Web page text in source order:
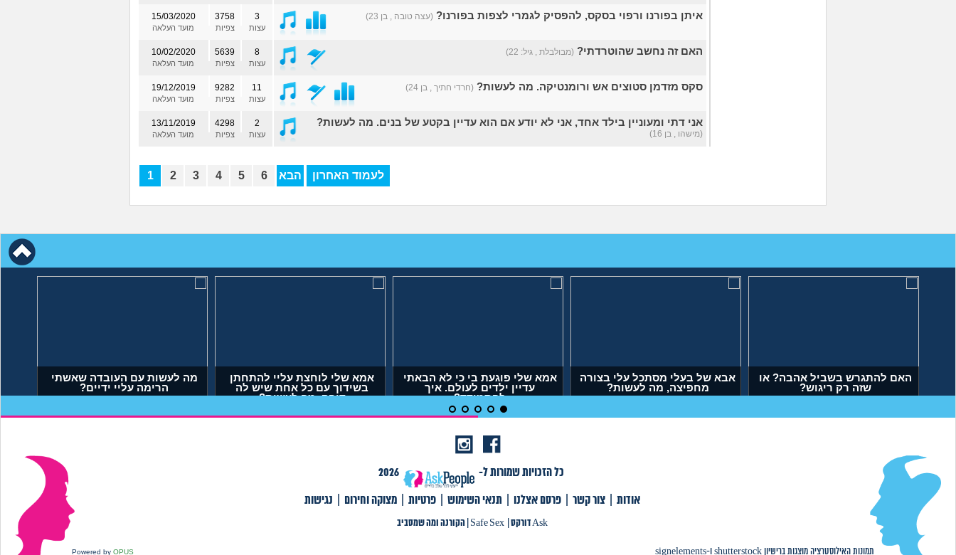
איתן בפורנו ורפוי בסקס, להפסיק לגמרי לצפות בפורנו? (עצה טובה , בן 23) 15/03/2020
מועד העלאה
3758
צפיות
3
עצות
האם זה נחשב שהוטרדתי? (מבולבלת , גיל: 22) 10/02/2020
מועד העלאה
5639
צפיות
8
עצות
סקס מזדמן סטוצים אש ורומנטיקה. מה לעשות? (חרדי חתיך , בן 24) 19/12/2019
מועד העלאה
9282
צפיות
11
עצות
אני דתי ומעוניין בילד אחד, אני לא יודע אם הוא עדיין בקטע של בנים. מה לעשות?
(מישהו , בן 16)
13/11/2019
מועד העלאה
4298
צפיות
2
עצות
1 2 3 4 5 6 הבא לעמוד האחרון
אמא שלי פוגעת בי כי לא הבאתי
עדיין ילדים לעולם. איך
להתמודד?
(אנונימית, בת 29)
אבא של בעלי מסתכל עלי בצורה
מחפיצה, מה לעשות?
האם להתגרש בשביל אהבה? או
שזה רק ריגוש?
מה לעשות עם העובדה שאשתי
הרימה עליי ידיים?
אמא שלי לוחצת עליי להתחתן
בשידוך עם כל אחת שיש לה
דופק, מה לעשות?
כל הזכויות שמורות ל-
2026
אודות|צור קשר|פרסם אצלנו|תנאי שימוש|פרטיות|תגיות|מצוקה וחירום|Ask דורקס אודות צור קשר פרסם אצלנו תנאי השימוש פרטיות מצוקה וחירום נגישות
Ask דורקס Safe Sex הקורנה ומה שמסביב
תמונות האילוסטרציה מוצגות ברישיון shutterstock ו-signelements
Powered by OPUS